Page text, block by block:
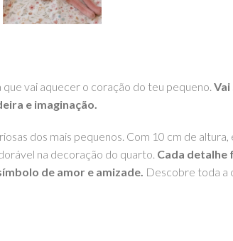
vai aquecer o coração do teu pequeno. Vai
e imaginação.
dos mais pequenos. Com 10 cm de
na decoração do quarto. Cada detalhe
de amor e amizade. Descobre toda a